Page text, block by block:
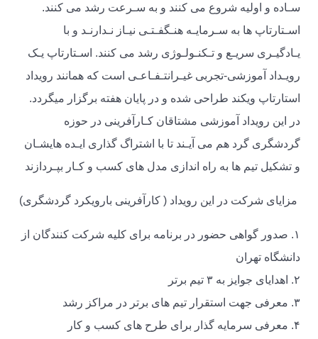
سـاده و اولیه شروع می کنند و به سـرعت رشد می کنند.
اسـتارتاپ ها به سـرمایـه هنـگفـتـی نیـاز نـدارنـد و با
یـادگیـری سریـع و تـکنـولـوژی رشد می کنند. اسـتارتاپ یـک
رویـداد آموزشی-تجربی غیـرانتـفـاعـی است که همانند رویداد
استارتاپ ویکند طراحی شده و در پایان هفته برگزار میگردد.
در این رویداد آموزشی مشتاقان کـارآفرینی در حوزه
گردشگری گرد هم می آیـند تا با اشتراگ گذاری ایـده هایشـان
و تشکیل تیم ها به راه اندازی مدل های کسب و کـار بپـردازند
مزایای شرکت در این رویداد ( کارآفرینی بارویکرد گردشگری)
۱. صدور گواهی حضور در برنامه برای کلیه شرکت کنندگان از
دانشگاه تهران
۲. اهدایای جوایز به ۳ تیم برتر
۳. معرفی جهت استقرار تیم های برتر در مراکز رشد
۴. معرفی سرمایه گذار برای طرح های کسب و کار